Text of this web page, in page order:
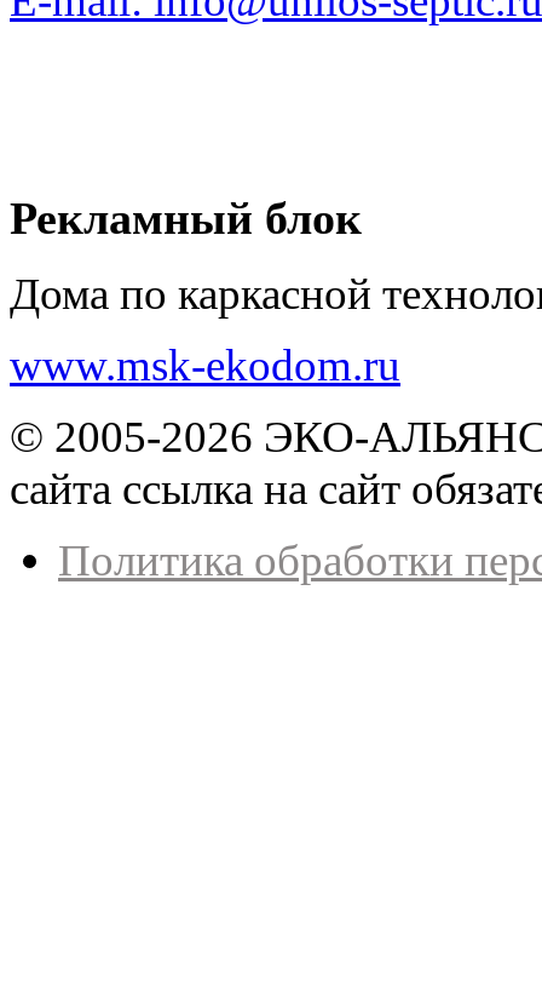
Рекламный блок
Дома по каркасной
www.msk-ekodom.ru
© 2005-2026 ЭКО-АЛЬЯНС |
сайта ссылка на сайт
Политика обработки